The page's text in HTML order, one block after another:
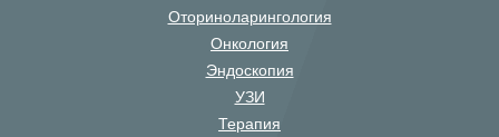
Оториноларингология
Онкология
Эндоскопия
УЗИ
Терапия